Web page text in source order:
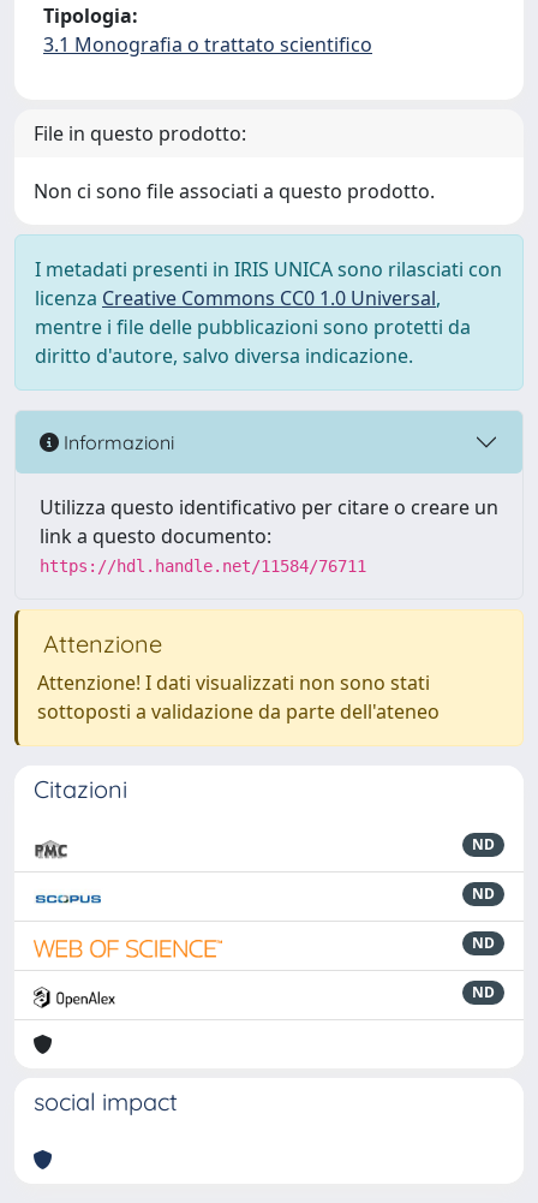
Tipologia:
3.1 Monografia o trattato scientifico
File in questo prodotto:
Non ci sono file associati a questo prodotto.
I metadati presenti in IRIS UNICA sono rilasciati con
licenza Creative Commons CC0 1.0 Universal,
mentre i file delle pubblicazioni sono protetti da
diritto d'autore, salvo diversa indicazione.
Informazioni
Utilizza questo identificativo per citare o creare un
link a questo documento:
https://hdl.handle.net/11584/76711
Attenzione
Attenzione! I dati visualizzati non sono stati
sottoposti a validazione da parte dell'ateneo
Citazioni
ND
ND
ND
ND
social impact